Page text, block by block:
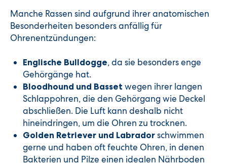
Manche Rassen sind aufgrund ihrer anatomischen
Besonderheiten besonders anfällig für
Ohrenentzündungen:
Englische Bulldogge, da sie besonders enge
Gehörgänge hat.
Bloodhound und Basset wegen ihrer langen
Schlappohren, die den Gehörgang wie Deckel
abschließen. Die Luft kann deshalb nicht
hineindringen, um die Ohren zu trocknen.
Golden Retriever und Labrador schwimmen
gerne und haben oft feuchte Ohren, in denen
Bakterien und Pilze einen idealen Nährboden